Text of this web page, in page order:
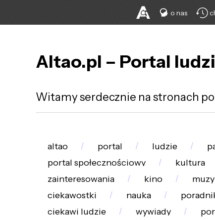
o nas
Altao.pl – Portal
Witamy serdecznie na stronach
altao portal ludzie
portal społecznościowy
kultura
zainteresowania
kino
ciekawostki
nauka
ciekawi ludzie
wywiady